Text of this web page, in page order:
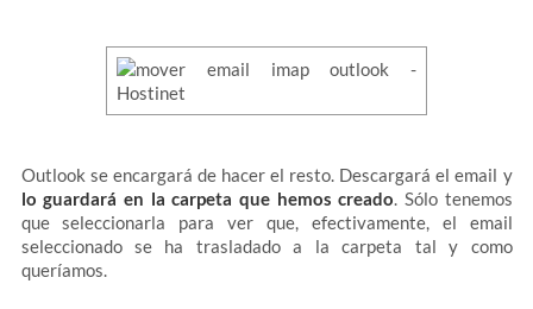
Outlook se encargará de hacer el resto. Descargará el email y
lo guardará en la carpeta que hemos creado. Sólo tenemos
que seleccionarla para ver que, efectivamente, el email
seleccionado se ha trasladado a la carpeta tal y como
queríamos.